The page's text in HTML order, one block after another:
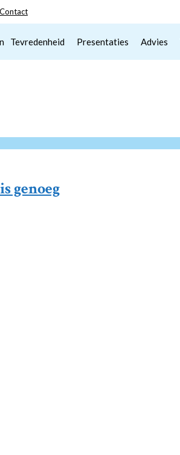
Contact
Tevredenheid Presentaties Advies
genoeg